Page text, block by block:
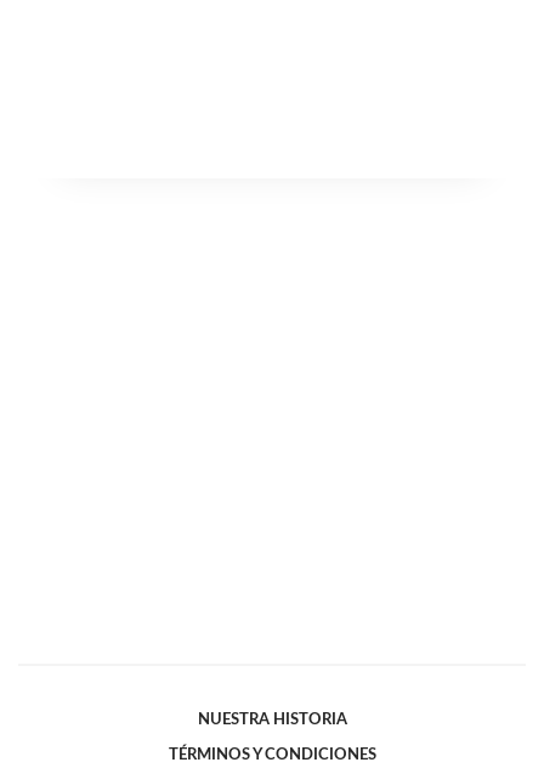
NUESTRA HISTORIA
TÉRMINOS Y CONDICIONES